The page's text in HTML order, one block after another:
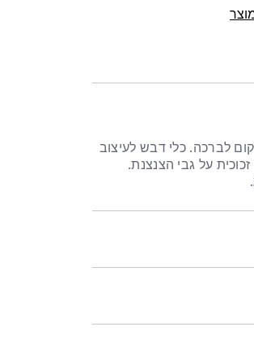
לברכה. כלי דבש לעיצוב
על גבי הצנצנת.